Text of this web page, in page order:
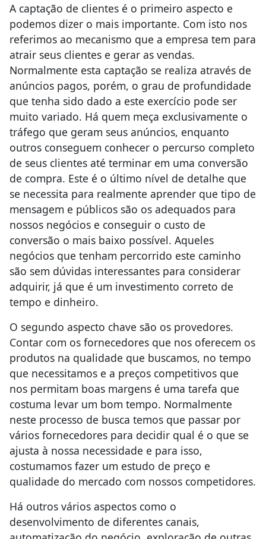
A captação de clientes é o primeiro aspecto e
podemos dizer o mais importante. Com isto nos
referimos ao mecanismo que a empresa tem para
atrair seus clientes e gerar as vendas.
Normalmente esta captação se realiza através de
anúncios pagos, porém, o grau de profundidade
que tenha sido dado a este exercício pode ser
muito variado. Há quem meça exclusivamente o
tráfego que geram seus anúncios, enquanto
outros conseguem conhecer o percurso completo
de seus clientes até terminar em uma conversão
de compra. Este é o último nível de detalhe que
se necessita para realmente aprender que tipo de
mensagem e públicos são os adequados para
nossos negócios e conseguir o custo de
conversão o mais baixo possível. Aqueles
negócios que tenham percorrido este caminho
são sem dúvidas interessantes para considerar
adquirir, já que é um investimento correto de
tempo e dinheiro.
O segundo aspecto chave são os provedores.
Contar com os fornecedores que nos oferecem os
produtos na qualidade que buscamos, no tempo
que necessitamos e a preços competitivos que
nos permitam boas margens é uma tarefa que
costuma levar um bom tempo. Normalmente
neste processo de busca temos que passar por
vários fornecedores para decidir qual é o que se
ajusta à nossa necessidade e para isso,
costumamos fazer um estudo de preço e
qualidade do mercado com nossos competidores.
Há outros vários aspectos como o
desenvolvimento de diferentes canais,